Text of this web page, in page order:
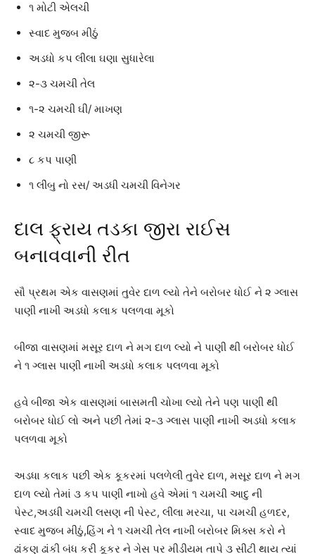
૧ મોટી એલચી
સ્વાદ મુજબ મીઠું
અડધો કપ લીલા ઘણા સુધારેલા
૨-૩ ચમચી તેલ
૧-૨ ચમચી ઘી/ માખણ
૨ ચમચી જીરૂ
૮ કપ પાણી
૧ લીંબુ નો રસ/ અડધી ચમચી વિનેગર
દાલ ફ્રાય તડકા જીરા રાઈસ
બનાવવાની રીત
સૌ પ્રથમ એક વાસણમાં તુવેર દાળ લ્યો તેને બરોબર ધોઈ ને ૨ ગ્લાસ
પાણી નાખી અડધો કલાક પલળવા મૂકો
બીજા વાસણમાં મસૂર દાળ ને મગ દાળ લ્યો ને પાણી થી બરોબર ધોઈ
ને ૧ ગ્લાસ પાણી નાખી અડધો કલાક પલળવા મૂકો
હવે બીજા એક વાસણમાં બાસમતી ચોખા લ્યો તેને પણ પાણી થી
બરોબર ધોઈ લો અને પછી તેમાં ૨-૩ ગ્લાસ પાણી નાખી અડધો કલાક
પલળવા મૂકો
અડધા કલાક પછી એક કૂકરમાં પલળેલી તુવેર દાળ, મસૂર દાળ ને મગ
દાળ લ્યો તેમાં ૩ કપ પાણી નાખો હવે એમાં ૧ ચમચી આદુ ની
પેસ્ટ,અડધી ચમચી લસણ ની પેસ્ટ, લીલા મરચા, પા ચમચી હળદર,
સ્વાદ મુજબ મીઠું,હિંગ ને ૧ ચમચી તેલ નાખી બરોબર મિક્સ કરો ને
ઢાંકણ ઢાંકી બંધ કરી કૂકર ને ગેસ પર મીડીયમ તાપે ૩ સીટી થાય ત્યાં